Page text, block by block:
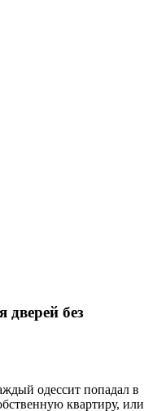
без
одессит попадал в
квартиру, или